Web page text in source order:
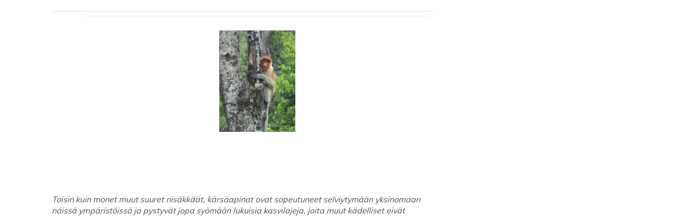
Toisin kuin monet muut suuret nisäkkäät, kärsäapinat ovat sopeutuneet selviytymään yksinomaan
näissä ympäristöissä ja pystyvät jopa syömään lukuisia kasvilajeja, joita muut kädelliset eivät